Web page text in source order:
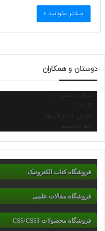
بیشتر بخوانید »
دوستان و همکاران
شرکت دانش آرا
انجمن استارتاپ ها
نانو پروسسور
فروشگاه کتاب الکترونیک
فروشگاه مقالات علمی
فروشگاه محصولات CSS/CSS3